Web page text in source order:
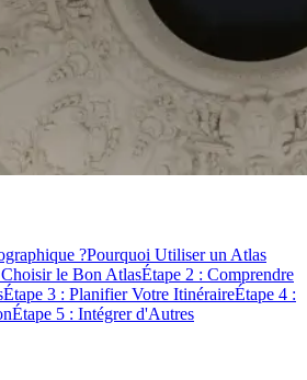
?Pourquoi Utiliser un Atlas
le Bon AtlasÉtape 2 : Comprendre
Étape 3 : Planifier Votre ItinéraireÉtape 4 :
Étape 5 : Intégrer d'Autres